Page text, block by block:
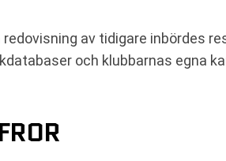
av tidigare inbördes
och klubbarnas egna